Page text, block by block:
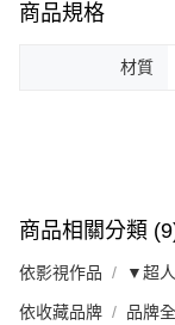
商品規格
材質
商品相關分類
依影視作品 ▼超
依收藏品牌 品牌